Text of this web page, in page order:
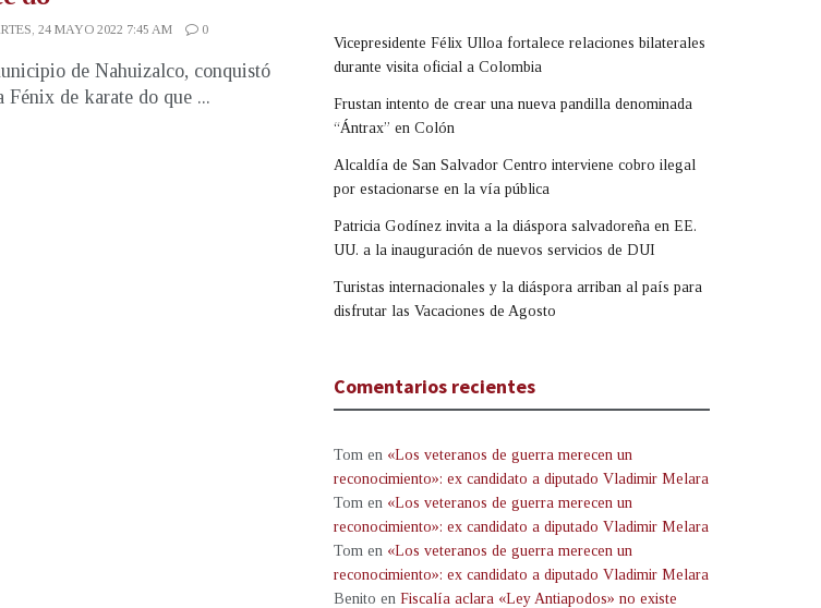
24 MAYO 2022 7:45 AM 0
de Nahuizalco, conquistó
de karate do que ...
Vicepresidente Félix Ulloa fortalece relaciones bilaterales
durante visita oficial a Colombia
Frustan intento de crear una nueva pandilla denominada
“Ántrax” en Colón
Alcaldía de San Salvador Centro interviene cobro ilegal
por estacionarse en la vía pública
Patricia Godínez invita a la diáspora salvadoreña en EE.
UU. a la inauguración de nuevos servicios de DUI
Turistas internacionales y la diáspora arriban al país para
disfrutar las Vacaciones de Agosto
Comentarios recientes
Tom en «Los veteranos de guerra merecen un
reconocimiento»: ex candidato a diputado Vladimir Melara
Tom en «Los veteranos de guerra merecen un
reconocimiento»: ex candidato a diputado Vladimir Melara
Tom en «Los veteranos de guerra merecen un
reconocimiento»: ex candidato a diputado Vladimir Melara
Benito en Fiscalía aclara «Ley Antiapodos» no existe